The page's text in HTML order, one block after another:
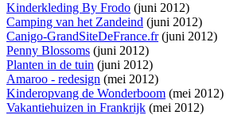
Kinderkleding By Frodo (juni 2012)
Camping van het Zandeind (juni 2012)
Canigo-GrandSiteDeFrance.fr(juni 2012)
Penny Blossoms (juni 2012)
Planten in de tuin (juni 2012)
Amaroo - redesign (mei 2012)
Kinderopvang de Wonderboom (mei 2012)
Vakantiehuizen in Frankrijk (mei 2012)